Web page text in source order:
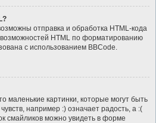
отправка и обработка HTML-кода
HTML по форматированию
с использованием BBCode.
маленькие картинки, которые могут быть
например :) означает радость, а :(
смайликов можно увидеть в форме